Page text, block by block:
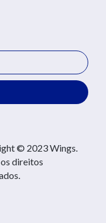
© 2023 Wings.
direitos